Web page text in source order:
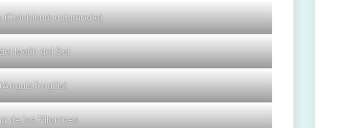
(Colchicum autumnale)
Molín del Sol
fragilis)
de los Pilonines